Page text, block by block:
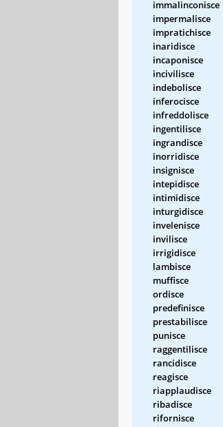
immalinconisce
impermalisce
impratichisce
inaridisce
incaponisce
incivilisce
indebolisce
inferocisce
infreddolisce
ingentilisce
ingrandisce
inorridisce
insignisce
intepidisce
intimidisce
inturgidisce
invelenisce
invilisce
irrigidisce
lambisce
muffisce
ordisce
predefinisce
prestabilisce
punisce
raggentilisce
rancidisce
reagisce
riapplaudisce
ribadisce
rifornisce